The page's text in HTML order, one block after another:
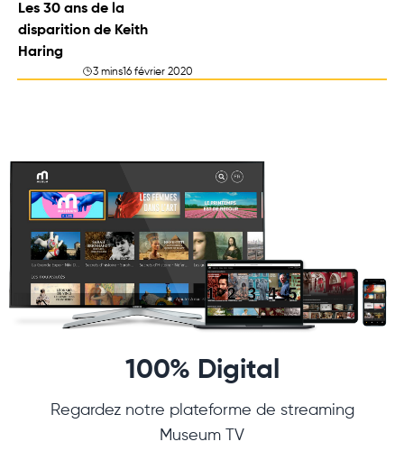
Les 30 ans de la
disparition de Keith
Haring
3 mins16 février 2020
100% Digital
Regardez notre plateforme de streaming
Museum TV